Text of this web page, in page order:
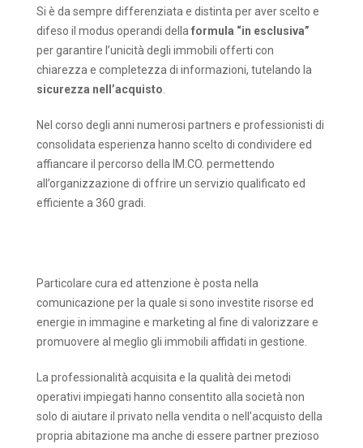
Si è da sempre differenziata e distinta per aver scelto e
difeso il modus operandi della formula “in esclusiva”
per garantire l’unicità degli immobili offerti con
chiarezza e completezza di informazioni, tutelando la
sicurezza nell’acquisto
Nel corso degli anni numerosi partners e professionisti di
consolidata esperienza hanno scelto di condividere ed
affiancare il percorso della IM.CO. permettendo
all’organizzazione di offrire un servizio qualificato ed
efficiente a 360 gradi.
Particolare cura ed attenzione è posta nella
comunicazione per la quale si sono investite risorse ed
energie in immagine e marketing al fine di valorizzare e
promuovere al meglio gli immobili affidati in gestione.
La professionalità acquisita e la qualità dei metodi
operativi impiegati hanno consentito alla società non
solo di aiutare il privato nella vendita o nell’acquisto della
propria abitazione ma anche di essere partner prezioso